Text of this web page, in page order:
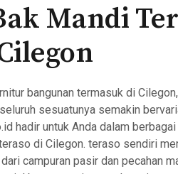
Mandi
bangunan termasuk di
sesuatunya semakin
hadir untuk Anda dalam
di Cilegon. teraso sendiri
campuran pasir dan pecahan